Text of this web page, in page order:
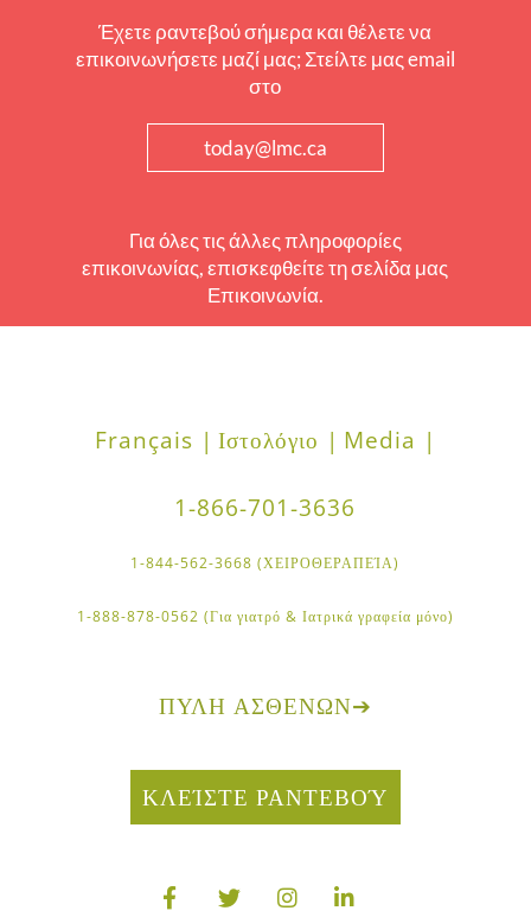
Έχετε ραντεβού σήμερα και θέλετε να
επικοινωνήσετε μαζί μας; Στείλτε μας email
στο
today@lmc.ca
Για όλες τις άλλες πληροφορίες
επικοινωνίας, επισκεφθείτε τη σελίδα μας
Επικοινωνία.
Français | Ιστολόγιο | Media |
1-866-701-3636
1-844-562-3668 (ΧΕΙΡΟΘΕΡΑΠΕΊΑ)
1-888-878-0562 (Για γιατρό & Ιατρικά γραφεία μόνο)
ΠΎΛΗ ΑΣΘΕΝΏΝ➔
ΚΛΕΊΣΤΕ ΡΑΝΤΕΒΟΎ